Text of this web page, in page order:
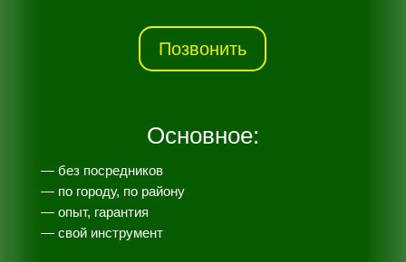
Позвонить
Основное:
— без посредников
— по городу, по району
— опыт, гарантия
— свой инструмент